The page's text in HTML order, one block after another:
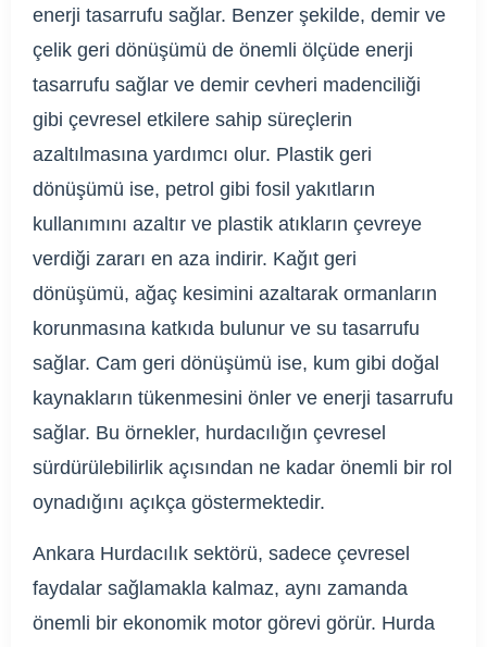
enerji tasarrufu sağlar. Benzer şekilde, demir ve
çelik geri dönüşümü de önemli ölçüde enerji
tasarrufu sağlar ve demir cevheri madenciliği
gibi çevresel etkilere sahip süreçlerin
azaltılmasına yardımcı olur. Plastik geri
dönüşümü ise, petrol gibi fosil yakıtların
kullanımını azaltır ve plastik atıkların çevreye
verdiği zararı en aza indirir. Kağıt geri
dönüşümü, ağaç kesimini azaltarak ormanların
korunmasına katkıda bulunur ve su tasarrufu
sağlar. Cam geri dönüşümü ise, kum gibi doğal
kaynakların tükenmesini önler ve enerji tasarrufu
sağlar. Bu örnekler, hurdacılığın çevresel
sürdürülebilirlik açısından ne kadar önemli bir rol
oynadığını açıkça göstermektedir.
Ankara Hurdacılık sektörü, sadece çevresel
faydalar sağlamakla kalmaz, aynı zamanda
önemli bir ekonomik motor görevi görür. Hurda